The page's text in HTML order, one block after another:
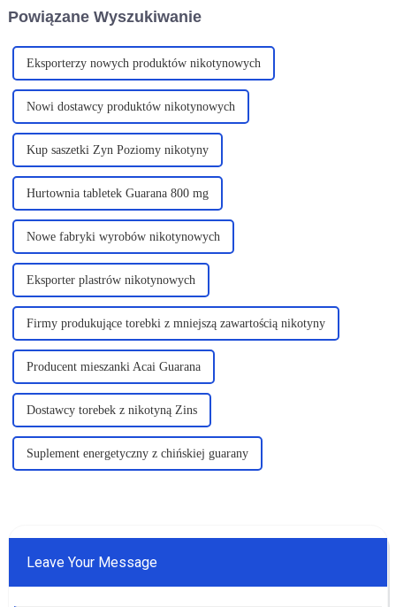
modny i higieniczny. ...
Powiązane Wyszukiwanie
Eksporterzy nowych produktów nikotynowych
Nowi dostawcy produktów nikotynowych
Kup saszetki Zyn Poziomy nikotyny
Hurtownia tabletek Guarana 800 mg
Nowe fabryki wyrobów nikotynowych
Eksporter plastrów nikotynowych
Firmy produkujące torebki z mniejszą zawartością nikotyny
Producent mieszanki Acai Guarana
Dostawcy torebek z nikotyną Zins
Suplement energetyczny z chińskiej guarany
Leave Your Message